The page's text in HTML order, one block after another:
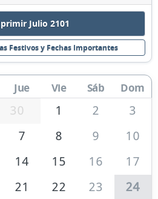
Julio 2101
Festivos y Fechas Importantes
Jue Vie Sáb Dom
30 1 2
3
7 8 9
10
14 15 16
17
21 22 23
24